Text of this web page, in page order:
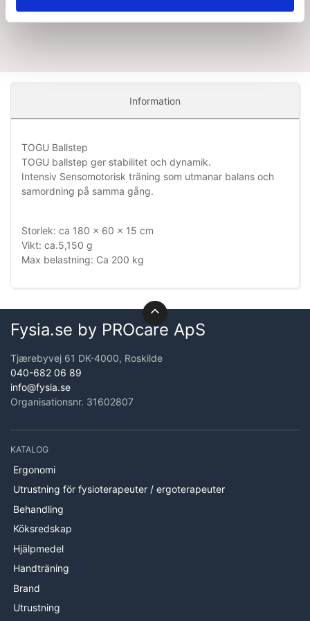
Information
TOGU Ballstep
TOGU ballstep ger stabilitet och dynamik.
Intensiv Sensomotorisk träning som utmanar balans och
samordning på samma gång.
Storlek: ca 180 x 60 x 15 cm
Vikt: ca.5,150 g
Max belastning: Ca 200 kg
Fysia.se by PROcare ApS
Tjærebyvej 61 DK-4000, Roskilde
040-682 06 89
info@fysia.se
Organisationsnr. 31602807
KATALOG
Ergonomi
Utrustning för fysioterapeuter / ergoterapeuter
Behandling
Köksredskap
Hjälpmedel
Handträning
Brand
Utrustning